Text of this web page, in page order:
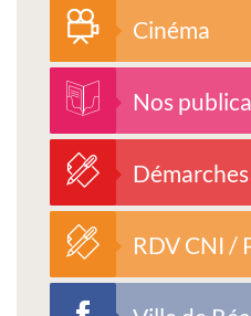
Cinéma
Nos
RDV CNI /